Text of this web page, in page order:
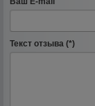
Текст отзыва (*)